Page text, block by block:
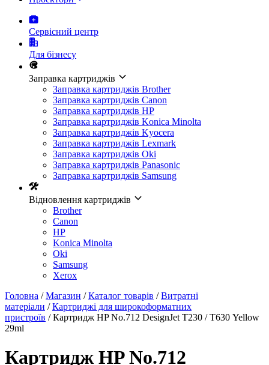
Сервісний центр
Для бізнесу
Заправка картриджів
Заправка картриджів Brother
Заправка картриджів Canon
Заправка картриджів HP
Заправка картриджів Konica Minolta
Заправка картриджів Kyocera
Заправка картриджів Lexmark
Заправка картриджів Oki
Заправка картриджів Panasonic
Заправка картриджів Samsung
Відновлення картриджів
Brother
Canon
HP
Konica Minolta
Oki
Samsung
Xerox
Головна /Магазин /Каталог товарів /Витратні
матеріали /Картриджі для широкоформатних
пристроїв / Картридж HP No.712 DesignJet Т230 / Т630 Yellow
29ml
Картридж HP No.712